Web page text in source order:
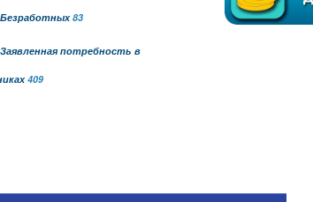
Безработных83
Заявленная потребность в
409